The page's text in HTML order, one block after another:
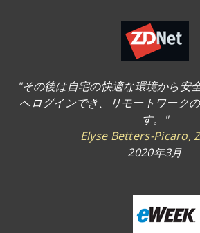
"その後は自宅の快適な環境から安
へログインでき、リモートワーク
す。"
Elyse Betters-Picaro,
2020年3月